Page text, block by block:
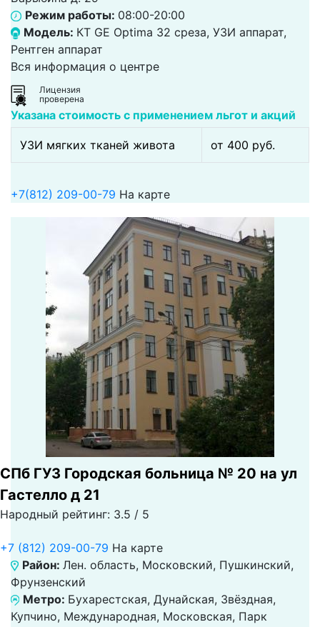
Режим работы: 08:00-20:00
Модель: КТ GE Optima 32 среза, УЗИ аппарат,
Рентген аппарат
Вся информация о центре
Лицензия
проверена
Указана стоимость с применением льгот и акций
УЗИ мягких тканей живота от 400 pуб.
+7(812) 209-00-79 На карте
СПб ГУЗ Городская больница № 20 на ул
Гастелло д 21
Народный рейтинг: 3.5 / 5
+7 (812) 209-00-79 На карте
Район: Лен. область, Московский, Пушкинский,
Фрунзенский
Метро: Бухарестская, Дунайская, Звёздная,
Купчино, Международная, Московская, Парк